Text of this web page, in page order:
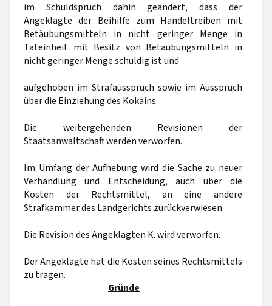
im Schuldspruch dahin geändert, dass der
Angeklagte der Beihilfe zum Handeltreiben mit
Betäubungsmitteln in nicht geringer Menge in
Tateinheit mit Besitz von Betäubungsmitteln in
nicht geringer Menge schuldig ist und
aufgehoben im Strafausspruch sowie im Ausspruch
über die Einziehung des Kokains.
Die weitergehenden Revisionen der
Staatsanwaltschaft werden verworfen.
Im Umfang der Aufhebung wird die Sache zu neuer
Verhandlung und Entscheidung, auch über die
Kosten der Rechtsmittel, an eine andere
Strafkammer des Landgerichts zurückverwiesen.
Die Revision des Angeklagten K. wird verworfen.
Der Angeklagte hat die Kosten seines Rechtsmittels
zu tragen.
Gründe